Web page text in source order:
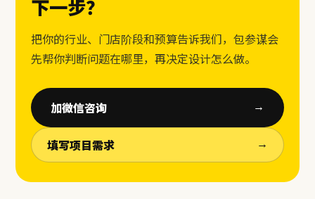
下一步？
把你的行业、门店阶段和预算告诉我们，包参谋会
先帮你判断问题在哪里，再决定设计怎么做。
加微信咨询 →
填写项目需求 →